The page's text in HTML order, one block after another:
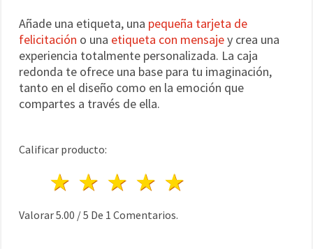
Añade una etiqueta, una pequeña tarjeta de
felicitación o una etiqueta con mensajey crea una
experiencia totalmente personalizada. La caja
redonda te ofrece una base para tu imaginación,
tanto en el diseño como en la emoción que
compartes a través de ella.
Calificar producto:
4 estrellas
3 estrellas
2 estrellas
1 estrella
Valorar5.00 /5 De 1 Comentarios.